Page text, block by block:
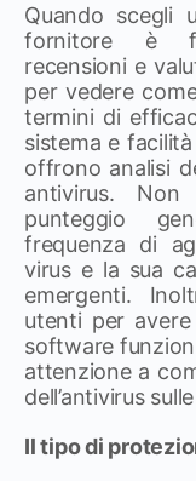
Quando scegli
fornitore è
recensioni e
per vedere
termini di
sistema e
offrono analisi
antivirus.
punteggio
frequenza di
virus e la sua
emergenti.
utenti per
software
attenzione a
dell’antivirus
Il tipo di